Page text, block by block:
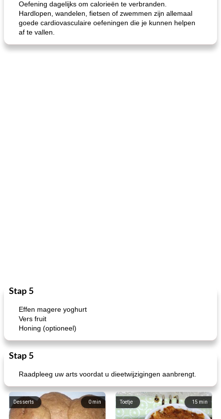
Oefening dagelijks om calorieën te verbranden.
Hardlopen, wandelen, fietsen of zwemmen zijn allemaal
goede cardiovasculaire oefeningen die je kunnen helpen
af ​​te vallen.
Stap 5
Effen magere yoghurt
Vers fruit
Honing (optioneel)
Stap 5
Raadpleeg uw arts voordat u dieetwijzigingen aanbrengt.
0 min
Desserts 15 min
Toetje